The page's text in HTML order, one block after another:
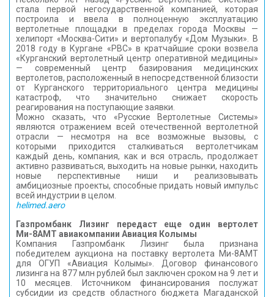
стала первой негосударственной компанией, которая
построила и ввела в полноценную эксплуатацию
вертолетные площадки в пределах города Москвы —
хелипорт «Москва-Сити» и вертопалубу «Дом Музыки». В
2018 году в Кургане «РВС» в кратчайшие сроки возвела
«Курганский вертолетный центр оперативной медицины»
— современный центр базирования медицинских
вертолетов, расположенный в непосредственной близости
от Курганского территориального центра медицины
катастроф, что значительно снижает скорость
реагирования на поступающие заявки.
Можно сказать, что «Русские Вертолетные Системы»
являются отражением всей отечественной вертолетной
отрасли — несмотря на все возможные вызовы, с
которыми приходится сталкиваться вертолетчикам
каждый день, компания, как и вся отрасль, продолжает
активно развиваться, выходить на новые рынки, находить
новые перспективные ниши и реализовывать
амбициозные проекты, способные придать новый импульс
всей индустрии в целом.
helimed.aero
Газпромбанк Лизинг передаст еще один вертолет
Ми-8АМТ авиакомпании Авиация Колымы
Компания Газпромбанк Лизинг была признана
победителем аукциона на поставку вертолета Ми-8АМТ
для ОГУП «Авиация Колымы». Договор финансового
лизинга на 877 млн рублей был заключен сроком на 9 лет и
10 месяцев. Источником финансирования послужат
субсидии из средств областного бюджета Магаданской